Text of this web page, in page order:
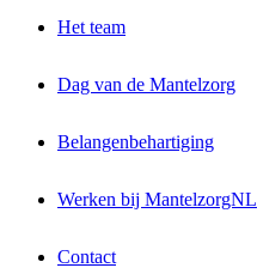
Het team
Dag van de Mantelzorg
Belangenbehartiging
Werken bij MantelzorgNL
Contact